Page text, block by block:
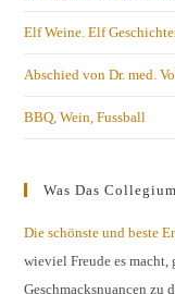
Elf Weine. Elf
Abschied von Dr. med.
BBQ, Wein, Fussball
Was Das
Die schönste und beste
wieviel Freude es macht,
Geschmacksnuancen zu